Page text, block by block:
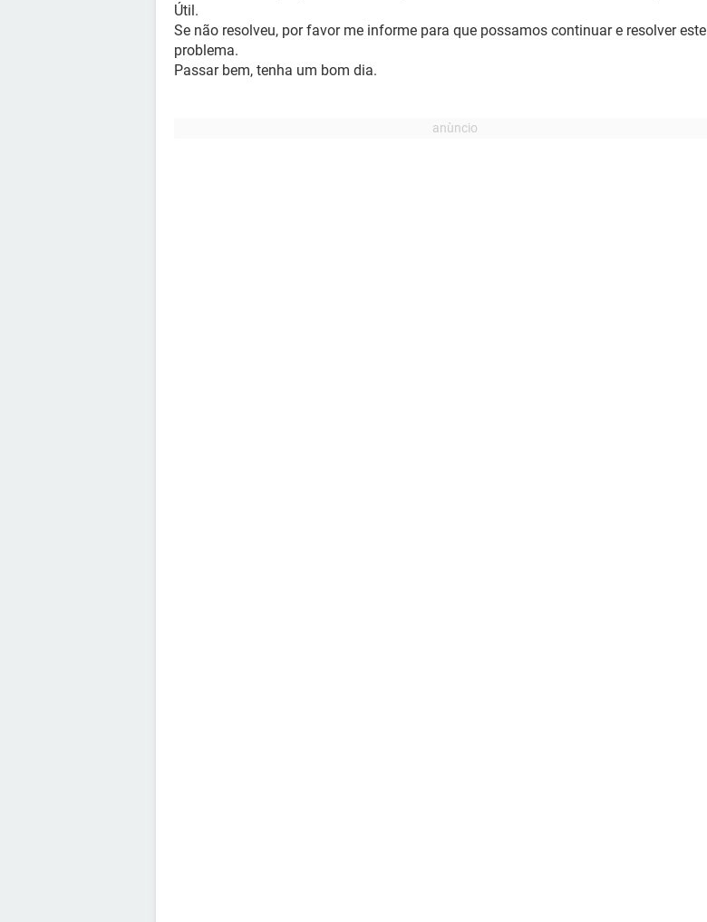
Útil.
Se não resolveu, por favor me informe para que possamos continuar e resolver este
problema.
Passar bem, tenha um bom dia.